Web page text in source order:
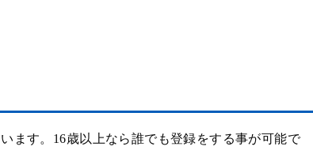
ます。16歳以上なら誰でも登録をする事が可能で